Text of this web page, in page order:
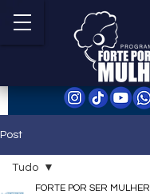
Post
Tudo
FORTE POR SER MULHER